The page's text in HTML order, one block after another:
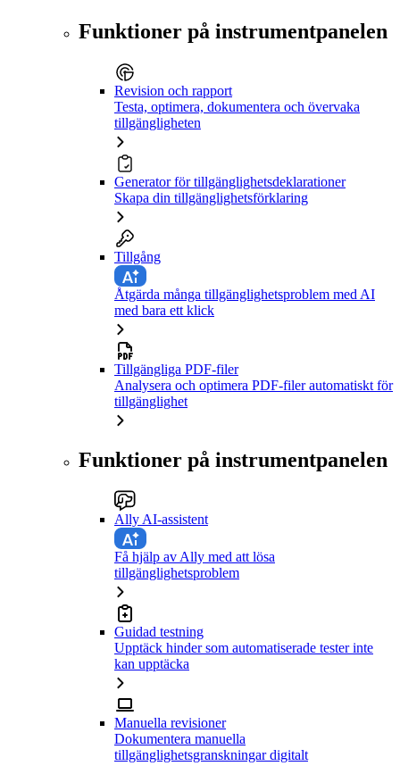
Funktioner på instrumentpanelen
Revision och rapport
Testa, optimera, dokumentera och övervaka
tillgängligheten
Generator för tillgänglighetsdeklarationer
Skapa din tillgänglighetsförklaring
Tillgång
Åtgärda många tillgänglighetsproblem med AI
med bara ett klick
Tillgängliga PDF-filer
Analysera och optimera PDF-filer automatiskt för
tillgänglighet
Funktioner på instrumentpanelen
Ally AI-assistent
Få hjälp av Ally med att lösa
tillgänglighetsproblem
Guidad testning
Upptäck hinder som automatiserade tester inte
kan upptäcka
Manuella revisioner
Dokumentera manuella
tillgänglighetsgranskningar digitalt